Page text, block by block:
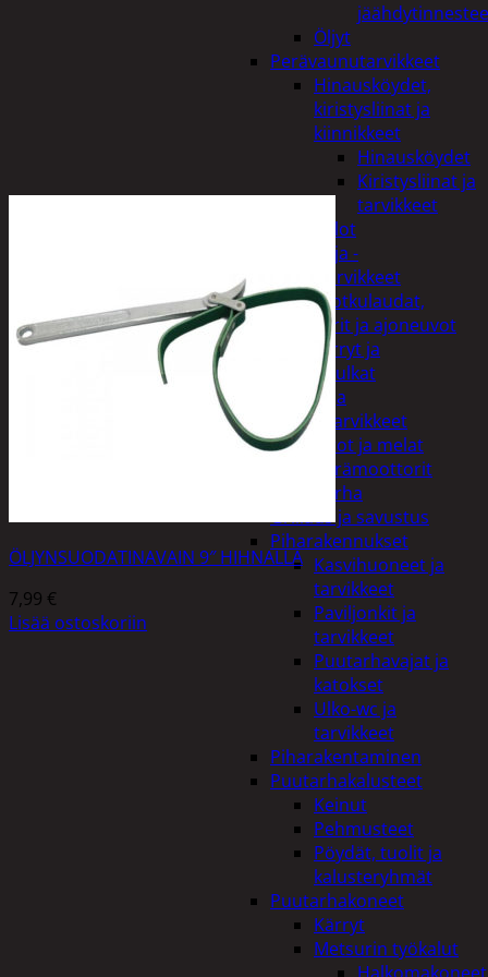
Öljyt
Perävaunutarvikkeet
Hinausköydet,
kiristysliinat ja
kiinnikkeet
Hinausköydet
Kiristysliinat ja
tarvikkeet
Valot
Rengas ja -
vannetarvikkeet
Sähköpotkulaudat,
skootterit ja ajoneuvot
Tukkikärryt ja
juontopulkat
Veneet ja
veneilytarvikkeet
Airot ja melat
Perämoottorit
Piha ja puutarha
Grillaus ja savustus
Piharakennukset
Kasvihuoneet ja
tarvikkeet
Paviljonkit ja
tarvikkeet
Puutarhavajat ja
katokset
Ulko-wc ja
tarvikkeet
Piharakentaminen
Puutarhakalusteet
Keinut
Pehmusteet
Pöydät, tuolit ja
kalusteryhmät
Puutarhakoneet
Kärryt
Metsurin työkalut
ÖLJYNSUODATINAVAIN 9″ HIHNALLA
7,99 €
Lisää ostoskoriin